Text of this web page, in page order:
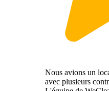
Nous avions un
avec plusieurs